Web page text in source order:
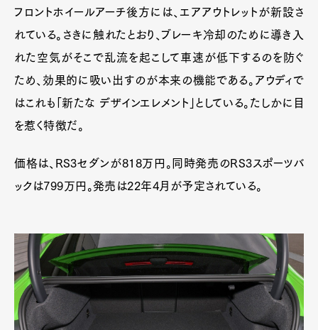
フロントホイールアーチ後方には、エアアウトレットが新設さ
れている。さきに触れたとおり、ブレーキ冷却のために導き入
れた空気がそこで乱流を起こして車速が低下するのを防ぐ
ため、効果的に吸い出すのが本来の機能である。アウディで
はこれも「新たな デザインエレメント」としている。たしかに目
を惹く特徴だ。
価格は、RS3セダンが818万円。同時発売のRS3スポーツバ
ックは799万円。発売は22年4月が予定されている。